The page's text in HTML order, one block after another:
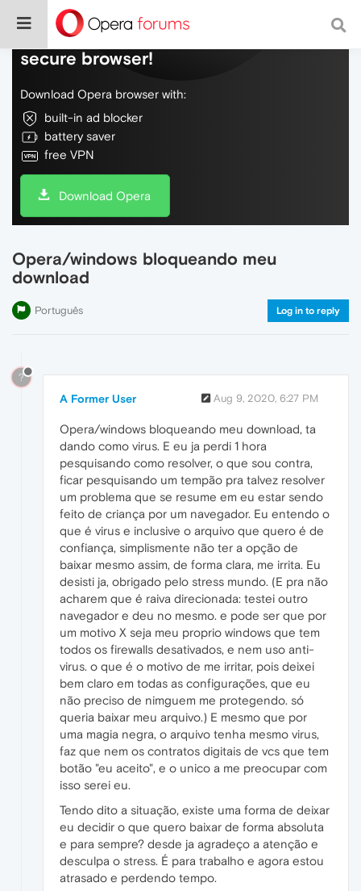
Do more on the web, with a fast and
secure browser!
Download Opera browser with:
built-in ad blocker
battery saver
free VPN
Download Opera
Opera/windows bloqueando meu
download
Português Log in to reply
?
A Former User Aug 9, 2020, 6:27 PM
Opera/windows bloqueando meu download, ta
dando como virus. E eu ja perdi 1 hora
pesquisando como resolver, o que sou contra,
ficar pesquisando um tempão pra talvez resolver
um problema que se resume em eu estar sendo
feito de criança por um navegador. Eu entendo o
que é virus e inclusive o arquivo que quero é de
confiança, simplismente não ter a opção de
baixar mesmo assim, de forma clara, me irrita. Eu
desisti ja, obrigado pelo stress mundo. (E pra não
acharem que é raiva direcionada: testei outro
navegador e deu no mesmo. e pode ser que por
um motivo X seja meu proprio windows que tem
todos os firewalls desativados, e nem uso anti-
virus. o que é o motivo de me irritar, pois deixei
bem claro em todas as configurações, que eu
não preciso de nimguem me protegendo. só
queria baixar meu arquivo.) E mesmo que por
uma magia negra, o arquivo tenha mesmo virus,
faz que nem os contratos digitais de vcs que tem
botão "eu aceito", e o unico a me preocupar com
isso serei eu.
Tendo dito a situação, existe uma forma de deixar
eu decidir o que quero baixar de forma absoluta
e para sempre? desde ja agradeço a atenção e
desculpa o stress. É para trabalho e agora estou
atrasado e perdendo tempo.